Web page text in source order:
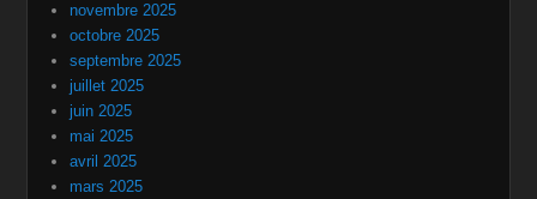
novembre 2025
octobre 2025
septembre 2025
juillet 2025
juin 2025
mai 2025
avril 2025
mars 2025